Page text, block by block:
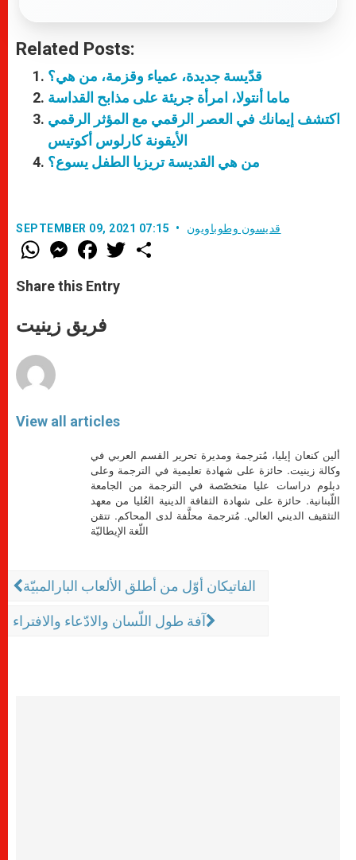
Related Posts:
قدّيسة جديدة، عمياء وقزمة، من هي؟
ماما أنتولا، امرأة جريئة على مذابح القداسة
اكتشف إيمانك في العصر الرقمي مع المؤثر الرقمي
الأيقونة كارلوس أكوتيس
من هي القديسة تريزيا الطفل يسوع؟
SEPTEMBER 09, 2021 07:15 قديسون وطوباويون
W
h
t
s
p
p
M
e
s
e
g
e
F
a
e
b
o
k
w
Share this Entry
فريق زينيت
View all articles
ألين كنعان إيليا، مُترجمة ومديرة تحرير القسم العربي في
وكالة زينيت. حائزة على شهادة تعليمية في الترجمة وعلى
دبلوم دراسات عليا متخصّصة في الترجمة من الجامعة
اللّبنانية. حائزة على شهادة الثقافة الدينية العُليا من معهد
التثقيف الديني العالي. مُترجمة محلَّفة لدى المحاكم. تتقن
اللّغة الإيطاليّة
الفاتيكان أوّل من أطلق الألعاب البارالمبيّة
آفة طول اللّسان والادّعاء والافتراء